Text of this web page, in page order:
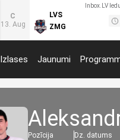
C
13. Aug
Inbox.LV
LVS
ZMG
Izlases Jaunumi
Pozīcija Dz. datums